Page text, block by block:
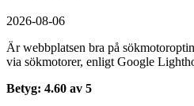
2026-08-06
Är webbplatsen bra på
via sökmotorer, enligt Google
Betyg: 4.60 av 5